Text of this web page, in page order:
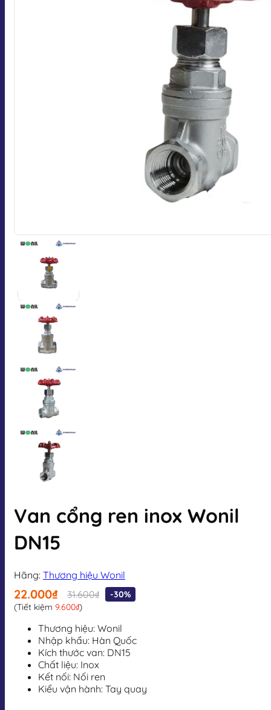
Van cổng ren inox Wonil
DN15
Hãng: Thương hiệu Wonil
22.000₫ 31.600₫
-30%
(Tiết kiệm 9.600₫)
Thương hiệu: Wonil
Nhập khẩu: Hàn Quốc
Kích thước van: DN15
Chất liệu: Inox
Kết nối: Nối ren
Kiểu vận hành: Tay quay